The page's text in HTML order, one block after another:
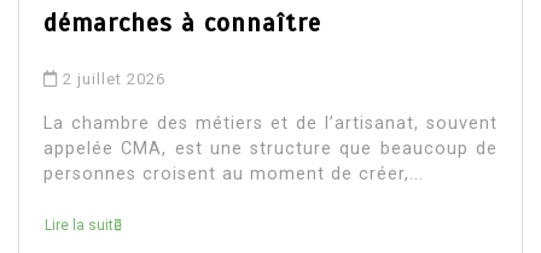
démarches à connaître
2 juillet 2026
La chambre des métiers et de l’artisanat, souvent
appelée CMA, est une structure que beaucoup de
personnes croisent au moment de créer,...
Lire la suite